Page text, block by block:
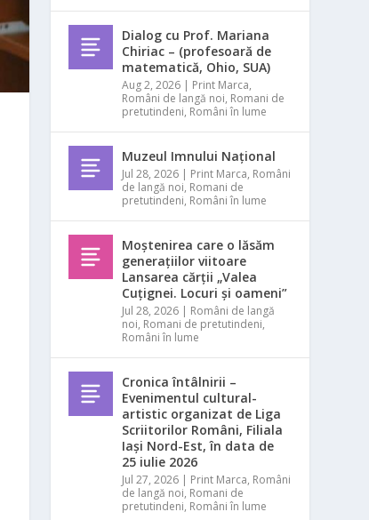
Dialog cu Prof. Mariana
Chiriac – (profesoară de
matematică, Ohio, SUA)
Aug 2, 2026 | Print Marca,
Români de langă noi, Romani de
pretutindeni, Români în lume
Muzeul Imnului Național
Jul 28, 2026 | Print Marca, Români
de langă noi, Romani de
pretutindeni, Români în lume
Moștenirea care o lăsăm
generațiilor viitoare
Lansarea cărții „Valea
Cuțignei. Locuri și oameni”
Jul 28, 2026 | Români de langă
noi, Romani de pretutindeni,
Români în lume
Cronica întâlnirii –
Evenimentul cultural-
artistic organizat de Liga
Scriitorilor Români, Filiala
Iași Nord-Est, în data de
25 iulie 2026
Jul 27, 2026 | Print Marca, Români
de langă noi, Romani de
pretutindeni, Români în lume